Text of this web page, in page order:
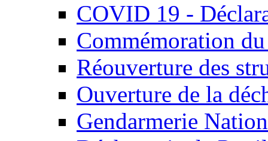
COVID 19 -
Commémoration
Réouverture des
Ouverture de la
Gendarmerie